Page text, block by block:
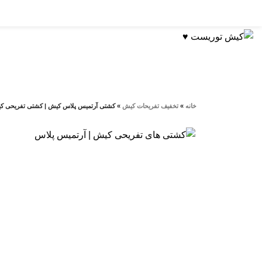
خانه » تخفيف تفريحات کيش »کشتی آرتمیس پلاس کیش | کشتی تفریحی